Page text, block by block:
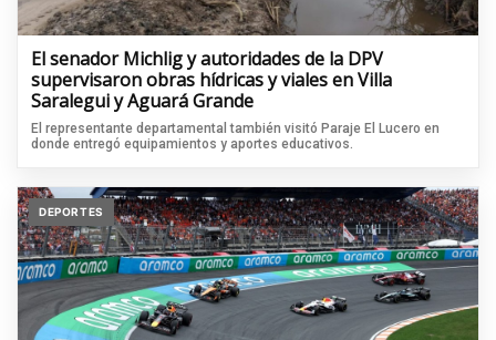
El senador Michlig y autoridades de la DPV
supervisaron obras hídricas y viales en Villa
Saralegui y Aguará Grande
El representante departamental también visitó Paraje El Lucero en
donde entregó equipamientos y aportes educativos.
DEPORTES